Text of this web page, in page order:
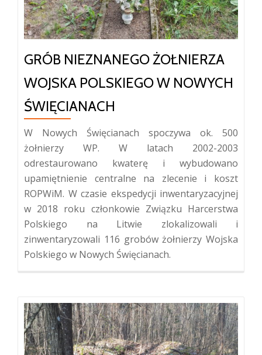
GRÓB NIEZNANEGO ŻOŁNIERZA
WOJSKA POLSKIEGO W NOWYCH
ŚWIĘCIANACH
W Nowych Święcianach spoczywa ok. 500
żołnierzy WP. W latach 2002-2003
odrestaurowano kwaterę i wybudowano
upamiętnienie centralne na zlecenie i koszt
ROPWiM. W czasie ekspedycji inwentaryzacyjnej
w 2018 roku członkowie Związku Harcerstwa
Polskiego na Litwie zlokalizowali i
zinwentaryzowali 116 grobów żołnierzy Wojska
Polskiego w Nowych Święcianach.